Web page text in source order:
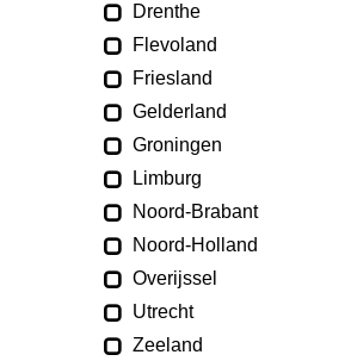
Drenthe
Flevoland
Friesland
Gelderland
Groningen
Limburg
Noord-Brabant
Noord-Holland
Overijssel
Utrecht
Zeeland